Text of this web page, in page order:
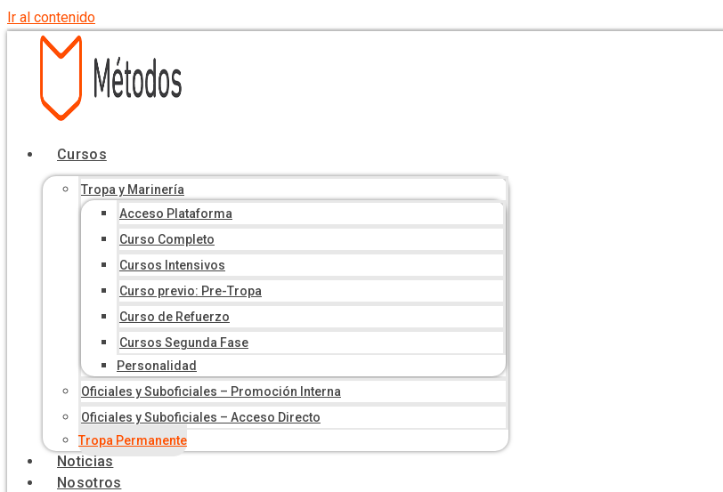
Ir al contenido
Cursos
Tropa y Marinería
Acceso Plataforma
Curso Completo
Cursos Intensivos
Curso previo: Pre-Tropa
Curso de Refuerzo
Cursos Segunda Fase
Personalidad
Oficiales y Suboficiales – Promoción Interna
Oficiales y Suboficiales – Acceso Directo
Tropa Permanente
Noticias
Nosotros